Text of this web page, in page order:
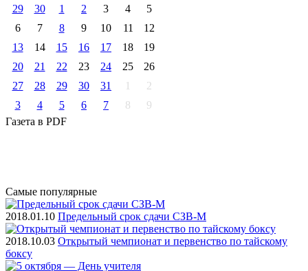
29
30 1 2 3 4
5
6
7 8 9 10 11
12
13
14 15 16 17 18
19
20
21 22 23 24 25
26
27
28 29 30 31 1
2
3
4 5 6 7 8
9
Газета в PDF
Самые популярные
2018.01.10 Предельный срок сдачи СЗВ-М
2018.10.03 Открытый чемпионат и первенство по тайскому
боксу